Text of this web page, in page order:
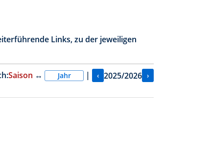
Links, zu der jeweiligen
Saison ↔ Jahr | ‹ 2025/2026 ›